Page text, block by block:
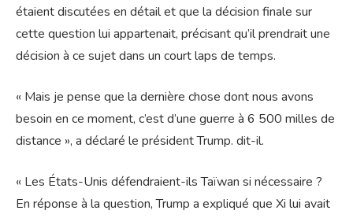
étaient discutées en détail et que la décision finale sur
cette question lui appartenait, précisant qu’il prendrait une
décision à ce sujet dans un court laps de temps.
« Mais je pense que la dernière chose dont nous avons
besoin en ce moment, c’est d’une guerre à 6 500 milles de
distance », a déclaré le président Trump. dit-il.
« Les États-Unis défendraient-ils Taïwan si nécessaire ?
En réponse à la question, Trump a expliqué que Xi lui avait